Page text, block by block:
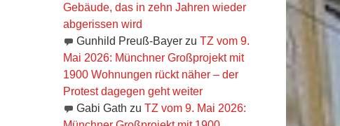
Gebäude, das in zehn Jahren wieder
abgerissen wird
Gunhild Preuß-Bayerzu TZ vom 9.
Mai 2026: Münchner Großprojekt mit
1900 Wohnungen rückt näher – der
Protest dagegen geht weiter
Gabi Gath zu TZ vom 9. Mai 2026: